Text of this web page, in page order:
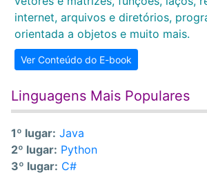
internet, arquivos e diretórios,
orientada a objetos e muito mais.
Ver Conteúdo do E-book
Linguagens Mais Populares
1º lugar: Java
2º lugar: Python
3º lugar: C#